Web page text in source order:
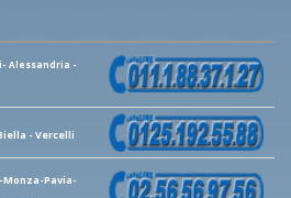
Alessandria -
- Vercelli
Pavia-